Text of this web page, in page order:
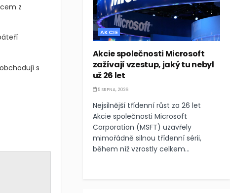
z
s
AKCIE
Akcie společnosti Microsoft
zažívají vzestup, jaký tu nebyl
už 26 let
5 SRPNA, 2026
Nejsilnější třídenní růst za 26 let
Akcie společnosti Microsoft
Corporation (MSFT) uzavřely
mimořádně silnou třídenní sérii,
během níž vzrostly celkem...